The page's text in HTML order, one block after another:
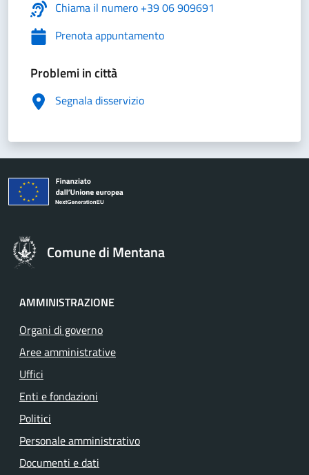
Chiama il numero +39 06 909691
Prenota appuntamento
Problemi in città
Segnala disservizio
Comune di Mentana
AMMINISTRAZIONE
Organi di governo
Aree amministrative
Uffici
Enti e fondazioni
Politici
Personale amministrativo
Documenti e dati